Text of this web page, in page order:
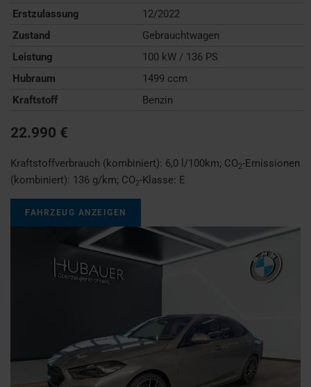
Erstzulassung
12/2022
Zustand
Gebrauchtwagen
Leistung
100 kW / 136 PS
Hubraum
1499 ccm
Kraftstoff
Benzin
22.990 €
Kraftstoffverbrauch (kombiniert): 6,0 l/100km; CO2-Emissionen
(kombiniert): 136 g/km; CO2-Klasse: E
FAHRZEUG ANZEIGEN